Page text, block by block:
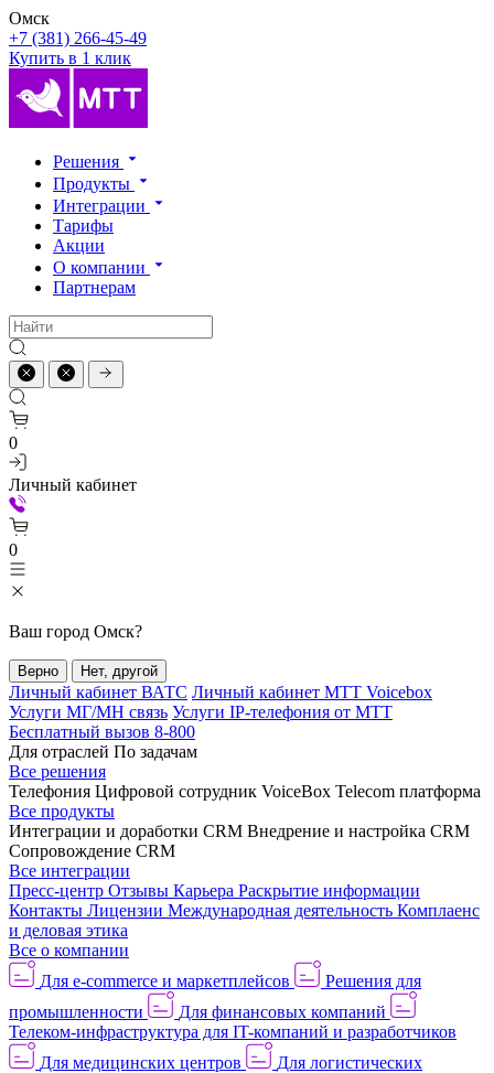
Омск
+7 (381) 266-45-49
Купить в 1 клик
Решения
Продукты
Интеграции
Тарифы
Акции
О компании
Партнерам
0
Личный кабинет
0
Ваш город Омск?
Верно Нет, другой
Личный кабинет ВАТС Личный кабинет МТТ Voicebox
Услуги МГ/МН связь Услуги IP-телефония от МТТ
Бесплатный вызов 8-800
Для отраслей По задачам
Все решения
Телефония Цифровой сотрудник VoiceBox Telecom платформа
Все продукты
Интеграции и доработки CRM Внедрение и настройка CRM
Сопровождение CRM
Все интеграции
Пресс-центр Отзывы Карьера Раскрытие информации
Контакты Лицензии Международная деятельность Комплаенс
и деловая этика
Все о компании
Для e-commerce и маркетплейсов
Решения для
промышленности
Для финансовых компаний
Телеком-инфраструктура для IT-компаний и разработчиков
Для медицинских центров
Для логистических